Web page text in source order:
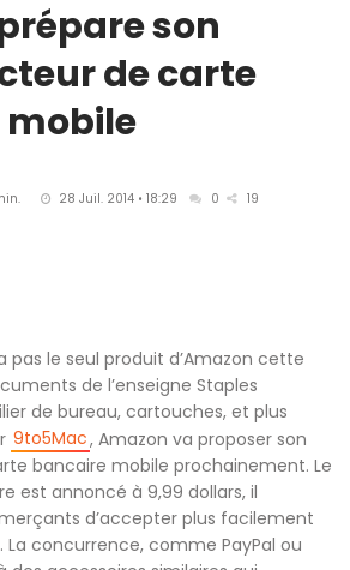
son
de carte
28 Juil. 2014 • 18:29 0 19
pas le seul produit d’Amazon cette
de l’enseigne Staples
de bureau, cartouches, et plus
9to5Mac, Amazon va proposer son
bancaire mobile prochainement. Le
est annoncé à 9,99 dollars, il
d’accepter plus facilement
La concurrence, comme PayPal ou